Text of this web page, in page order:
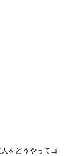
をどうやってゴ